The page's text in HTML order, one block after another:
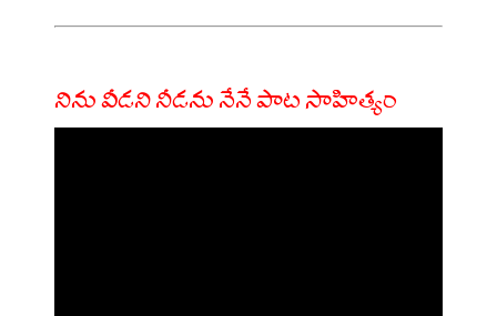
నిను వీడని నీడను నేనే పాట సాహిత్యం